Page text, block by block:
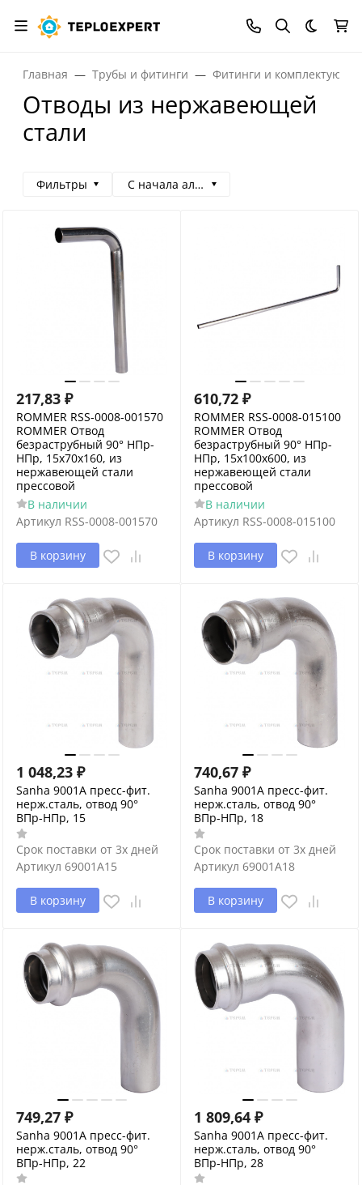
Темная
Главная Трубы и фитинги Фитинги и
Отводы из нержавеющей
стали
Фильтры С начала алфавита
217,83 ₽
ROMMER RSS-0008-001570
ROMMER Отвод
безраструбный 90° НПр-
НПр, 15х70х160, из
нержавеющей стали
прессовой
В наличии
Артикул RSS-0008-001570
В корзину
610,72 ₽
ROMMER RSS-0008-015100
ROMMER Отвод
безраструбный 90° НПр-
НПр, 15х100х600, из
нержавеющей стали
прессовой
В наличии
Артикул RSS-0008-015100
В корзину
1 048,23 ₽
Sanha 9001A пресс-фит.
нерж.сталь, отвод 90°
ВПр-НПр, 15
Срок поставки от 3х дней
Артикул 69001A15
В корзину
740,67 ₽
Sanha 9001A пресс-фит.
нерж.сталь, отвод 90°
ВПр-НПр, 18
Срок поставки от 3х дней
Артикул 69001A18
В корзину
749,27 ₽
Sanha 9001A пресс-фит.
нерж.сталь, отвод 90°
ВПр-НПр, 22
1 809,64 ₽
Sanha 9001A пресс-фит.
нерж.сталь, отвод 90°
ВПр-НПр, 28